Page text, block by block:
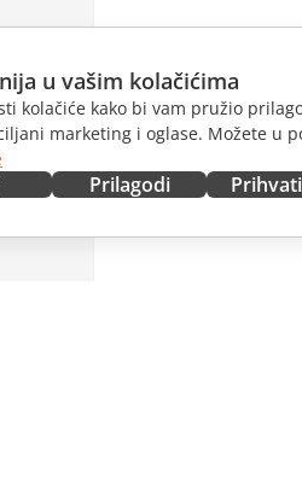
u vašim kolačićima
kolačiće kako bi vam pružio
marketing i oglase. Možete u
Prilagodi